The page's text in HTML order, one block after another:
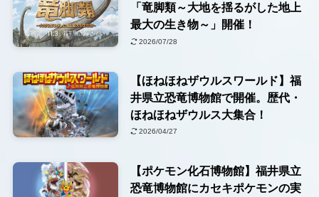
「竜脚類～大地を揺るがした地上
最大の生き物～」開催！
2026/07/28
【ほねほねザウルスワールド】福
井県立恐竜博物館で開催。歴代・
ほねほねザウルス大集合！
2026/04/27
【ポケモン化石博物館】福井県立
恐竜博物館にカセキポケモンの実